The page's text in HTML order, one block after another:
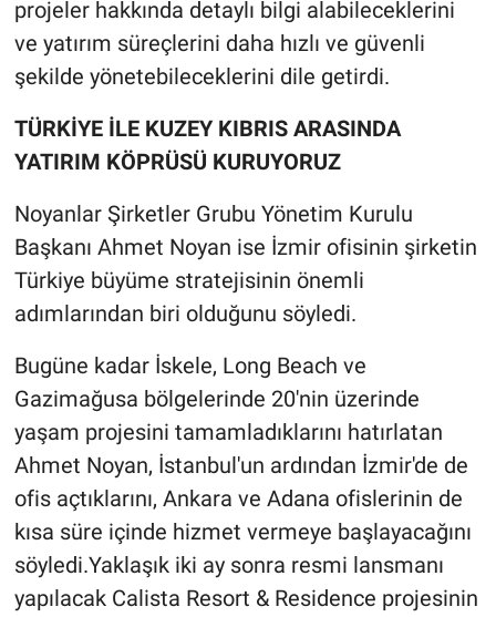
projeler hakkında detaylı bilgi alabileceklerini
ve yatırım süreçlerini daha hızlı ve güvenli
şekilde yönetebileceklerini dile getirdi.
TÜRKİYE İLE KUZEY KIBRIS ARASINDA
YATIRIM KÖPRÜSÜ KURUYORUZ
Noyanlar Şirketler Grubu Yönetim Kurulu
Başkanı Ahmet Noyan ise İzmir ofisinin şirketin
Türkiye büyüme stratejisinin önemli
adımlarından biri olduğunu söyledi.
Bugüne kadar İskele, Long Beach ve
Gazimağusa bölgelerinde 20'nin üzerinde
yaşam projesini tamamladıklarını hatırlatan
Ahmet Noyan, İstanbul'un ardından İzmir'de de
ofis açtıklarını, Ankara ve Adana ofislerinin de
kısa süre içinde hizmet vermeye başlayacağını
söyledi.Yaklaşık iki ay sonra resmi lansmanı
yapılacak Calista Resort & Residence projesinin